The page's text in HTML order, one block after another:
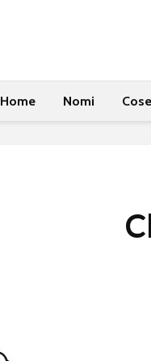
Home Nomi Cose